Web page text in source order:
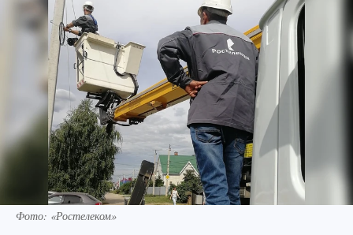
Фото: «Ростелеком»